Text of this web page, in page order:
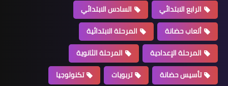
الرابع الابتدائي
السادس الابتدائي
ألعاب حضانة
المرحلة الابتدائية
المرحلة الإعدادية
المرحلة الثانوية
تأسيس حضانة
تربويات
تكنولوجيا